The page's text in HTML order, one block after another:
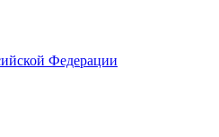
Федерации